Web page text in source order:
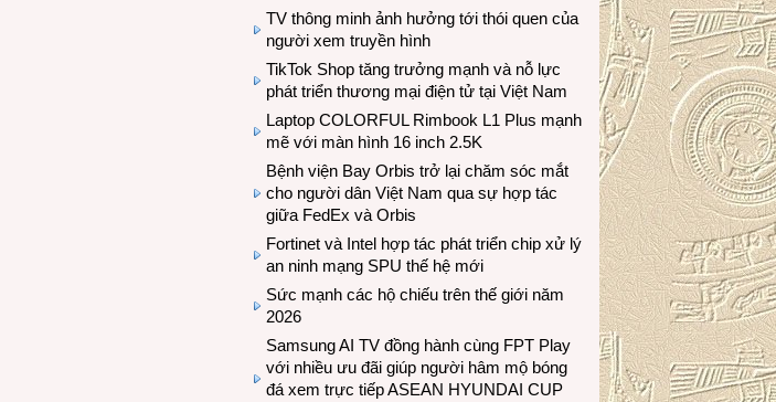
TV thông minh ảnh hưởng tới thói quen của
người xem truyền hình
TikTok Shop tăng trưởng mạnh và nỗ lực
phát triển thương mại điện tử tại Việt Nam
Laptop COLORFUL Rimbook L1 Plus mạnh
mẽ với màn hình 16 inch 2.5K
Bệnh viện Bay Orbis trở lại chăm sóc mắt
cho người dân Việt Nam qua sự hợp tác
giữa FedEx và Orbis
Fortinet và Intel hợp tác phát triển chip xử lý
an ninh mạng SPU thế hệ mới
Sức mạnh các hộ chiếu trên thế giới năm
2026
Samsung AI TV đồng hành cùng FPT Play
với nhiều ưu đãi giúp người hâm mộ bóng
đá xem trực tiếp ASEAN HYUNDAI CUP